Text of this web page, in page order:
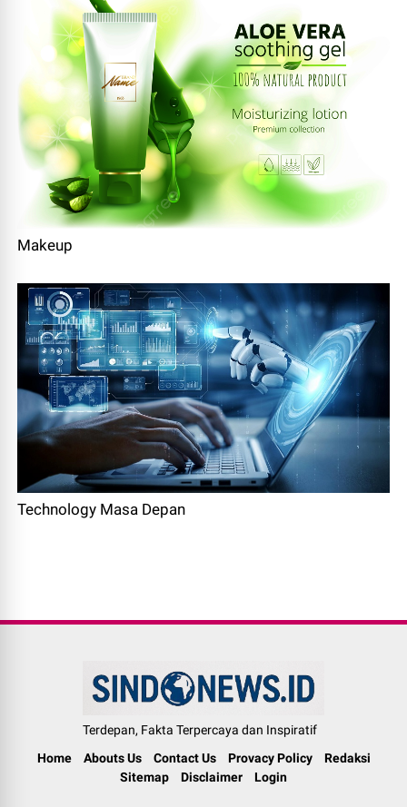
Makeup
Technology Masa Depan
Terdepan, Fakta Terpercaya dan Inspiratif
Home
Abouts Us Contact Us Provacy Policy
Redaksi
Sitemap
Disclaimer Login